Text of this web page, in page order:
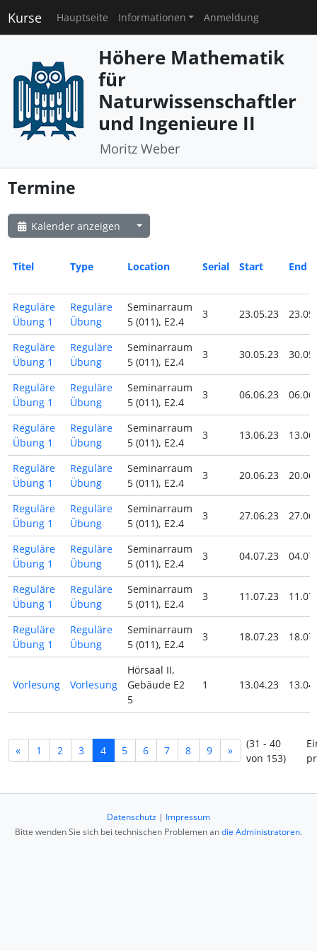
Kurse Hauptseite Informationen Anmeldung
Höhere Mathematik
für
Naturwissenschaftler
und Ingenieure II
Moritz Weber
Termine
Kalender anzeigen
Titel Type Location Serial Start End
Reguläre
Übung 1
Reguläre
Übung
Seminarraum
5 (011), E2.4
3 23.05.23
Reguläre
Übung 1
Reguläre
Übung
Seminarraum
5 (011), E2.4
3 30.05.23
Reguläre
Übung 1
Reguläre
Übung
Seminarraum
5 (011), E2.4
3 06.06.23
Reguläre
Übung 1
Reguläre
Übung
Seminarraum
5 (011), E2.4
3 13.06.23
Reguläre
Übung 1
Reguläre
Übung
Seminarraum
5 (011), E2.4
3 20.06.23
Reguläre
Übung 1
Reguläre
Übung
Seminarraum
5 (011), E2.4
3 27.06.23
Reguläre
Übung 1
Reguläre
Übung
Seminarraum
5 (011), E2.4
3 04.07.23
Reguläre
Übung 1
Reguläre
Übung
Seminarraum
5 (011), E2.4
3 11.07.23
Reguläre
Übung 1
Reguläre
Übung
Seminarraum
5 (011), E2.4
3 18.07.23
Vorlesung Vorlesung
Hörsaal II,
Gebäude E2
5
1 13.04.23
« 1 2 3 4 5 6 7 8 9 »
(31 - 40
von 153)
Datenschutz | Impressum
Bitte wenden Sie sich bei technischen Problemen andie Administratoren.